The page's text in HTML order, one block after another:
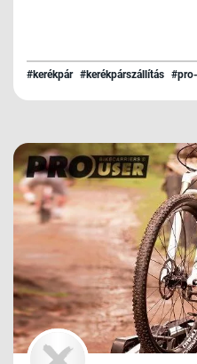
#kerékpár #kerékpárszállítás